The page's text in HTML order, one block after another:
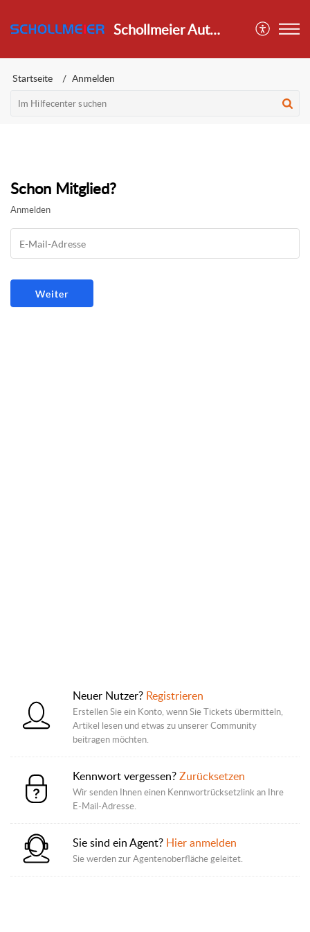
Schollmeier Autofunk e. K.
Startseite Anmelden
Schon Mitglied?
Anmelden
Neuer Nutzer? Registrieren
Erstellen Sie ein Konto, wenn Sie Tickets übermitteln,
Artikel lesen und etwas zu unserer Community
beitragen möchten.
Kennwort vergessen?Zurücksetzen
Wir senden Ihnen einen Kennwortrücksetzlink an Ihre
E-Mail-Adresse.
Sie sind ein Agent? Hier anmelden
Sie werden zur Agentenoberfläche geleitet.